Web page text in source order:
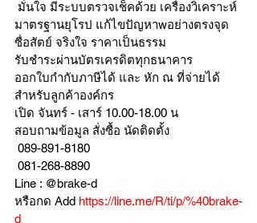
มาตรฐานยุโรป แก้ไขปัญหาwอย่างตรงจุด
ซื่อสัตย์ จริงใจ ราคาเป็นธรรม
รับชำระผ่านบัตรเครดิตทุกธนาคาร
ออกใบกำกับภาษีได้ และ หัก ณ ที่จ่ายได้
สำหรับลูกค้าองค์กร
เปิด จันทร์ - เสาร์ 10.00-18.00 น
สอบถามข้อมูล สั่งซื้อ นัดติดตั้ง
089-891-8180
081-268-8890
Line : @brake-d
หรือกด Add https://line.me/R/ti/p/%40brake-
d